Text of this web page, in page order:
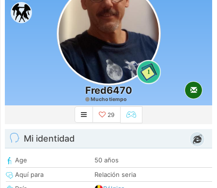
1
Fred6470
Mucho tiempo
29
Mi identidad
Age
50 años
Aquí para
Relación seria